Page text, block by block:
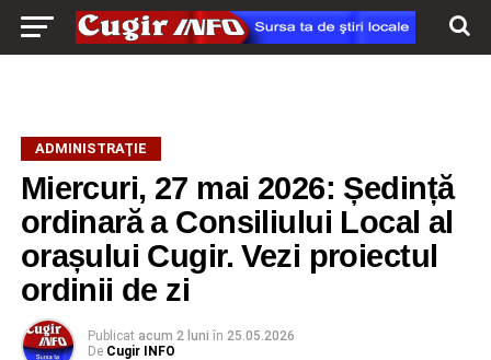
ADMINISTRAŢIE
Miercuri, 27 mai 2026: Ședință
ordinară a Consiliului Local al
orașului Cugir. Vezi proiectul
ordinii de zi
Publicat acum 2 luni în 25.05.2026
De Cugir INFO